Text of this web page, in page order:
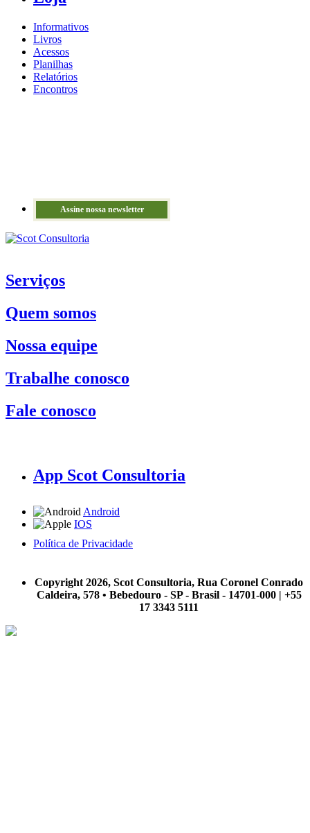
Informativos
Livros
Acessos
Planilhas
Relatórios
Encontros
Assine nossa newsletter
Serviços
Quem somos
Nossa equipe
Trabalhe conosco
Fale conosco
App Scot Consultoria
Android
IOS
Política de Privacidade
Copyright 2026, Scot Consultoria, Rua Coronel Conrado
Caldeira, 578 • Bebedouro - SP - Brasil - 14701-000 | +55
17 3343 5111